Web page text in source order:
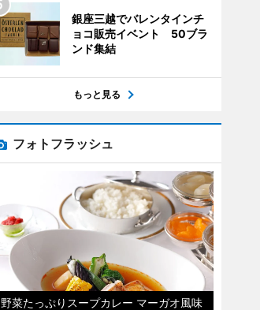
銀座三越でバレンタインチ
ョコ販売イベント 50ブラ
ンド集結
もっと見る
フォトフラッシュ
野菜たっぷりスープカレー マーガオ風味